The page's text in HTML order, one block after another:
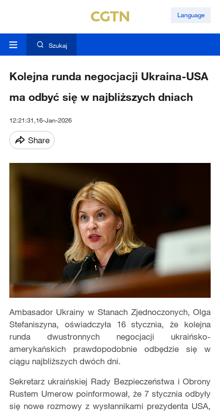
Language
Szukaj
Kolejna runda negocjacji Ukraina-USA
ma odbyć się w najbliższych dniach
12:21:31,16-Jan-2026
Share
Ambasador Ukrainy w Stanach Zjednoczonych, Olga
Stefaniszyna, oświadczyła 16 stycznia, że kolejna
runda dwustronnych negocjacji ukraińsko-
amerykańskich prawdopodobnie odbędzie się w
ciągu najbliższych dwóch dni.
Sekretarz ukraińskiej Rady Bezpieczeństwa i Obrony
Rustem Umerow poinformował, że 7 stycznia odbyły
się nowe rozmowy z wysłannikami prezydenta USA,